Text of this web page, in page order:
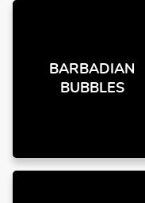
BARBADIAN
BUBBLES